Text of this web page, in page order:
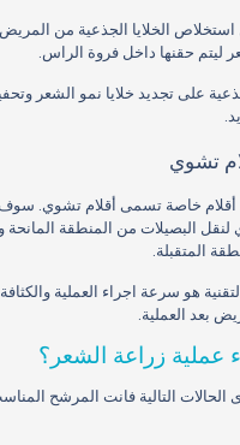
الخلايا الجذعية من
ليتم حقنها داخل فروة الراس.
على تجديد خلايا نمو الشعر
تشوي
أقلام خاصة تسمى أقلام تشوي.
لنقل البصيلات من المنطقة المانحة
المتقبلة.
هو سرعة اجراء العملية والكثافة
بعد العملية.
عملية زراعة الشعر؟
التالية فانت المرشح